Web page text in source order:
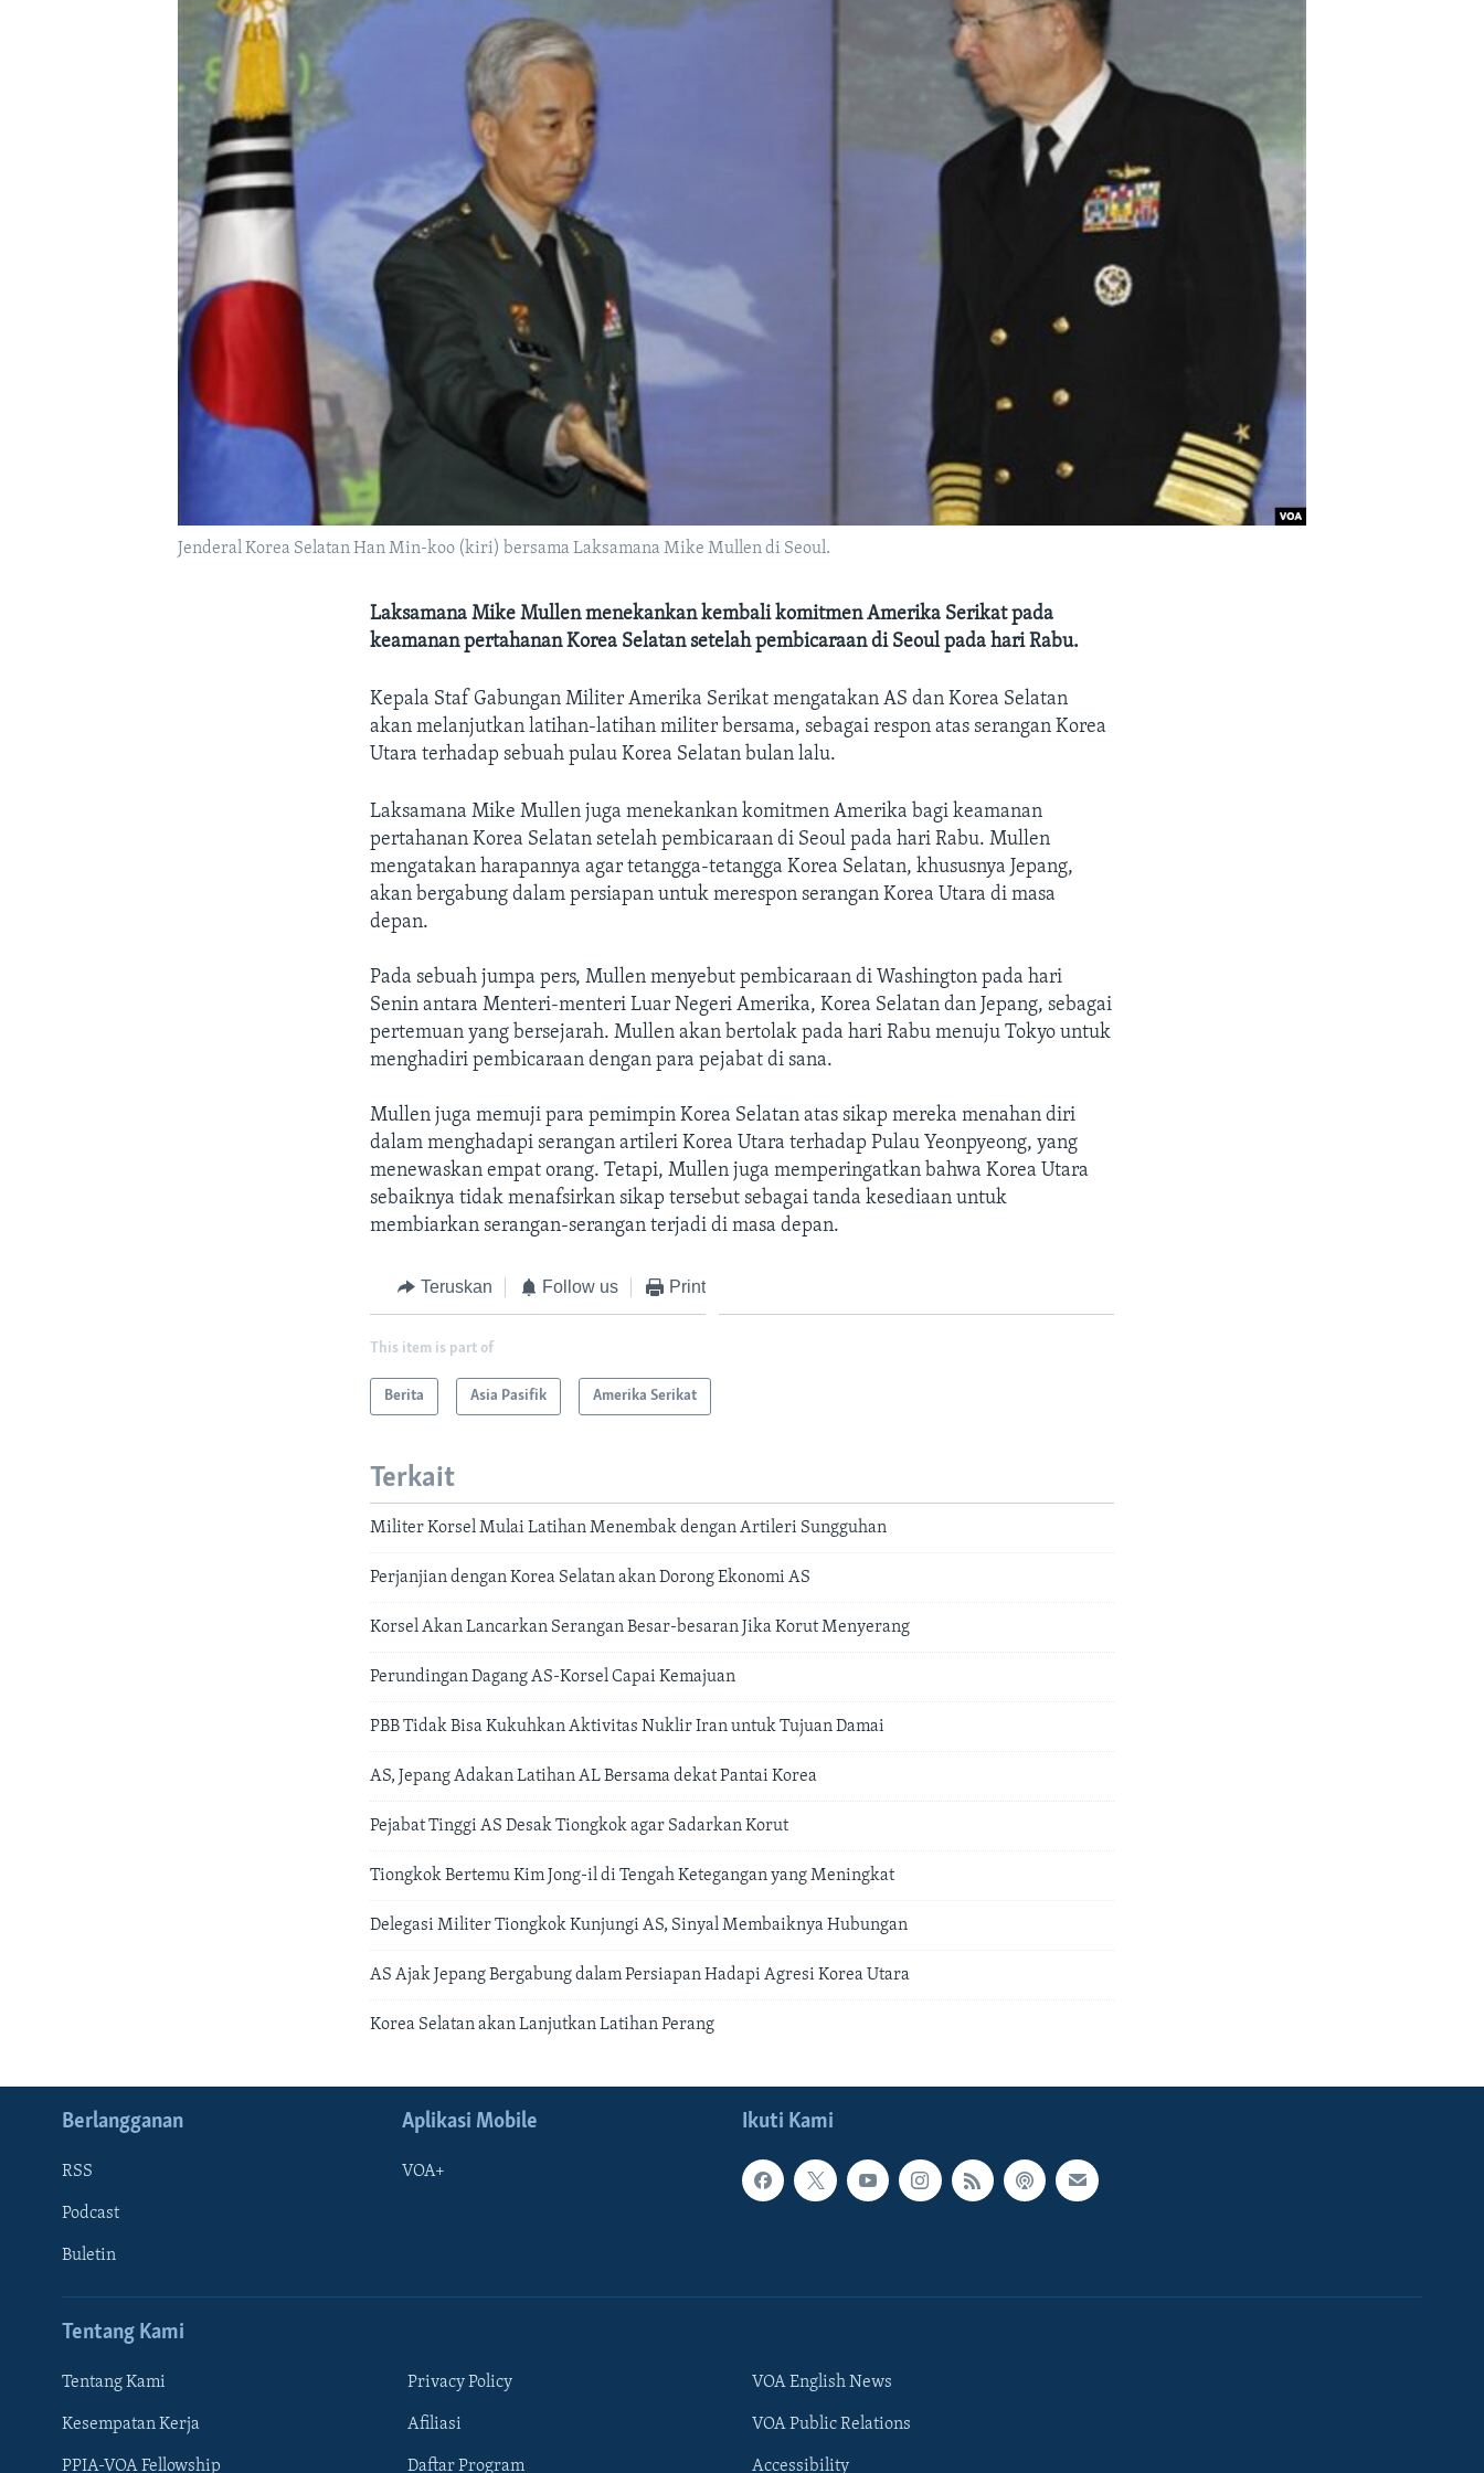
Jenderal Korea Selatan Han Min-koo (kiri) bersama Laksamana Mike Mullen di Seoul.
Laksamana Mike Mullen menekankan kembali komitmen Amerika Serikat pada
keamanan pertahanan Korea Selatan setelah pembicaraan di Seoul pada hari Rabu.
Kepala Staf Gabungan Militer Amerika Serikat mengatakan AS dan Korea Selatan
akan melanjutkan latihan-latihan militer bersama, sebagai respon atas serangan Korea
Utara terhadap sebuah pulau Korea Selatan bulan lalu.
Laksamana Mike Mullen juga menekankan komitmen Amerika bagi keamanan
pertahanan Korea Selatan setelah pembicaraan di Seoul pada hari Rabu. Mullen
mengatakan harapannya agar tetangga-tetangga Korea Selatan, khususnya Jepang,
akan bergabung dalam persiapan untuk merespon serangan Korea Utara di masa
depan.
Pada sebuah jumpa pers, Mullen menyebut pembicaraan di Washington pada hari
Senin antara Menteri-menteri Luar Negeri Amerika, Korea Selatan dan Jepang, sebagai
pertemuan yang bersejarah. Mullen akan bertolak pada hari Rabu menuju Tokyo untuk
menghadiri pembicaraan dengan para pejabat di sana.
Mullen juga memuji para pemimpin Korea Selatan atas sikap mereka menahan diri
dalam menghadapi serangan artileri Korea Utara terhadap Pulau Yeonpyeong, yang
menewaskan empat orang. Tetapi, Mullen juga memperingatkan bahwa Korea Utara
sebaiknya tidak menafsirkan sikap tersebut sebagai tanda kesediaan untuk
membiarkan serangan-serangan terjadi di masa depan.
Teruskan Follow us Print
This item is part of
Berita Asia Pasifik Amerika Serikat
Terkait
Militer Korsel Mulai Latihan Menembak dengan Artileri Sungguhan
Perjanjian dengan Korea Selatan akan Dorong Ekonomi AS
Korsel Akan Lancarkan Serangan Besar-besaran Jika Korut Menyerang
Perundingan Dagang AS-Korsel Capai Kemajuan
PBB Tidak Bisa Kukuhkan Aktivitas Nuklir Iran untuk Tujuan Damai
AS, Jepang Adakan Latihan AL Bersama dekat Pantai Korea
Pejabat Tinggi AS Desak Tiongkok agar Sadarkan Korut
Tiongkok Bertemu Kim Jong-il di Tengah Ketegangan yang Meningkat
Delegasi Militer Tiongkok Kunjungi AS, Sinyal Membaiknya Hubungan
AS Ajak Jepang Bergabung dalam Persiapan Hadapi Agresi Korea Utara
Korea Selatan akan Lanjutkan Latihan Perang
Ikuti Kami
Berlangganan
RSS
Podcast
Buletin
Aplikasi Mobile
VOA+
Tentang Kami
Tentang Kami
Kesempatan Kerja
PPIA-VOA Fellowship
Privacy Policy
Afiliasi
Daftar Program
VOA English News
VOA Public Relations
Accessibility